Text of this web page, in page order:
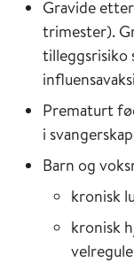
Gravide
trimester).
tilleggsrisiko
Prematurt
i
Barn og
kronisk
kronisk